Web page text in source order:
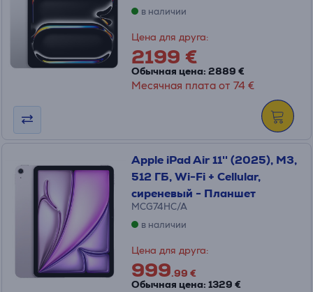
в наличии
Цена для друга:
2199 €
Обычная цена: 2889 €
Месячная плата от 74 €
Apple iPad Air 11'' (2025), M3,
512 ГБ, Wi-Fi + Cellular,
сиреневый - Планшет
MCG74HC/A
в наличии
Цена для друга:
999.99 €
Обычная цена: 1329 €